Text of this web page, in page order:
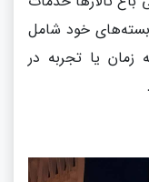
بسته‌های خود شامل
زمان یا تجربه در